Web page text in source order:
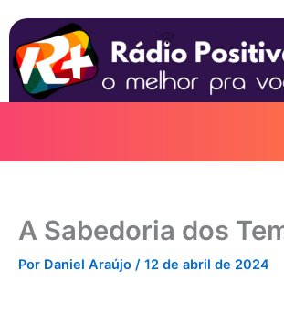
para
conteúdo
A Sabedoria dos
Por Daniel Araújo / 12 de abril de 2024